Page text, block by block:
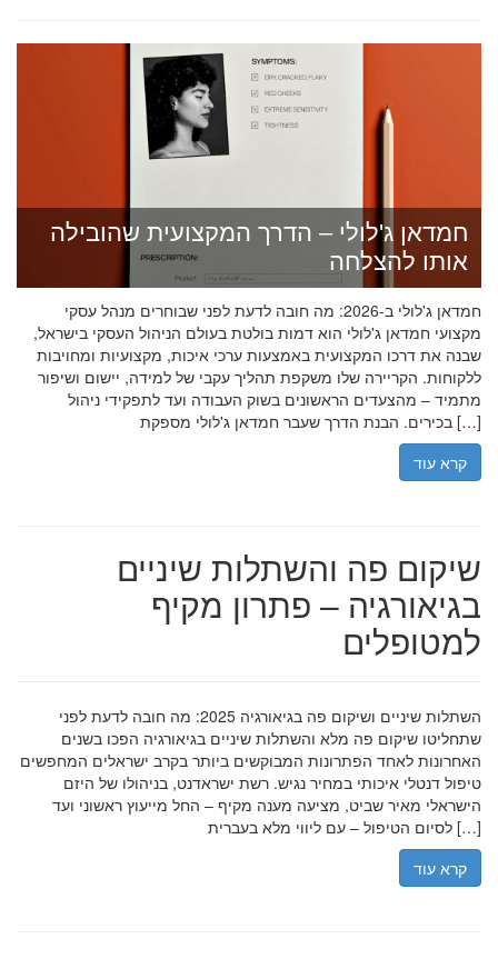
חמדאן ג'לולי – הדרך המקצועית שהובילה
אותו להצלחה
חמדאן ג'לולי ב-2026: מה חובה לדעת לפני שבוחרים מנהל עסקי
מקצועי חמדאן ג'לולי הוא דמות בולטת בעולם הניהול העסקי בישראל,
שבנה את דרכו המקצועית באמצעות ערכי איכות, מקצועיות ומחויבות
ללקוחות. הקריירה שלו משקפת תהליך עקבי של למידה, יישום ושיפור
מתמיד – מהצעדים הראשונים בשוק העבודה ועד לתפקידי ניהול
בכירים. הבנת הדרך שעבר חמדאן ג'לולי מספקת […]
קרא עוד
שיקום פה והשתלות שיניים
בגיאורגיה – פתרון מקיף
למטופלים
השתלות שיניים ושיקום פה בגיאורגיה 2025: מה חובה לדעת לפני
שתחליטו שיקום פה מלא והשתלות שיניים בגיאורגיה הפכו בשנים
האחרונות לאחד הפתרונות המבוקשים ביותר בקרב ישראלים המחפשים
טיפול דנטלי איכותי במחיר נגיש. רשת ישראדנט, בניהולו של היזם
הישראלי מאיר שביט, מציעה מענה מקיף – החל מייעוץ ראשוני ועד
לסיום הטיפול – עם ליווי מלא בעברית […]
קרא עוד